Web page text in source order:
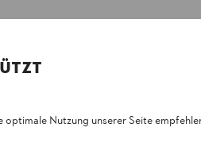
optimale Nutzung unserer Seite